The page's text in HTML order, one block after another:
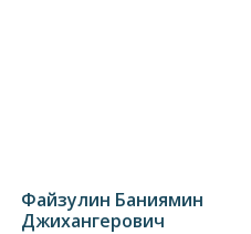
Файзулин Баниямин
Джихангерович